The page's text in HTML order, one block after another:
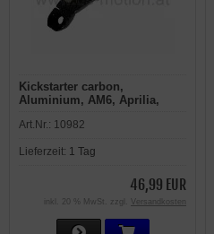
Kickstarter carbon,
Aluminium, AM6, Aprilia,
Motorhispania, Peugeot,
Art.Nr.: 10982
Lieferzeit: 1 Tag
46,99 EUR
inkl. 20 % MwSt. zzgl. Versandkosten